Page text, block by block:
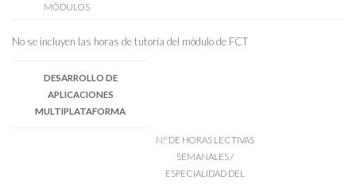
MÓDULOS
No se incluyen las horas de tutoría del módulo de FCT
DESARROLLO DE
APLICACIONES
MULTIPLATAFORMA
N.º DE HORAS LECTIVAS
SEMANALES /
ESPECIALIDAD DEL